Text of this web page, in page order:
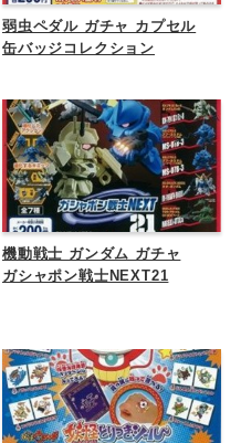
弱虫ペダル ガチャ カプセル
缶バッジコレクション
機動戦士 ガンダム ガチャ
ガシャポン戦士NEXT21